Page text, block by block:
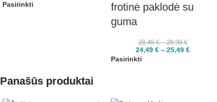
Pasirinkti
frotinė paklodė su
guma
28,49€–29,99€
24,49 € – 25,49 €
Pasirinkti
Panašūs produktai